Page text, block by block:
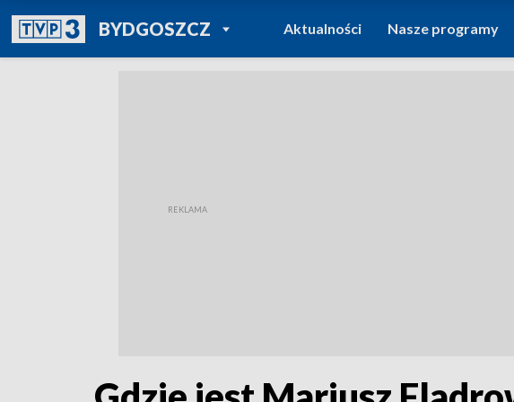
BYDGOSZCZPOWRÓT DO
TVP REGIONY
Aktualności Nasze programy